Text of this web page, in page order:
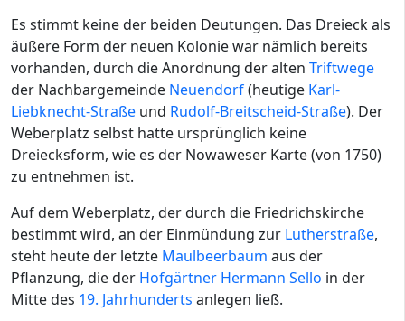
Es stimmt keine der beiden Deutungen. Das Dreieck als
äußere Form der neuen Kolonie war nämlich bereits
vorhanden, durch die Anordnung der alten Triftwege
der Nachbargemeinde Neuendorf(heutige Karl-
Liebknecht-Straße und Rudolf-Breitscheid-Straße). Der
Weberplatz selbst hatte ursprünglich keine
Dreiecksform, wie es der Nowaweser Karte (von 1750)
zu entnehmen ist.
Auf dem Weberplatz, der durch die Friedrichskirche
bestimmt wird, an der Einmündung zur Lutherstraße,
steht heute der letzte Maulbeerbaum aus der
Pflanzung, die der Hofgärtner Hermann Sello in der
Mitte des 19. Jahrhunderts anlegen ließ.